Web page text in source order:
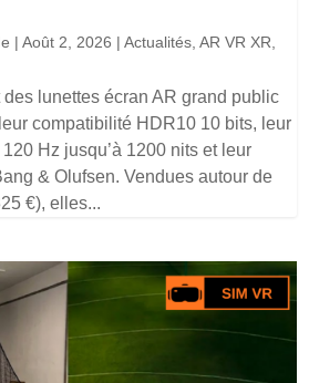
|Août 2, 2026 |Actualités,AR VR XR,
lunettes écran AR grand public
compatibilité HDR10 10 bits, leur
Hz jusqu’à 1200 nits et leur
& Olufsen. Vendues autour de
€), elles...